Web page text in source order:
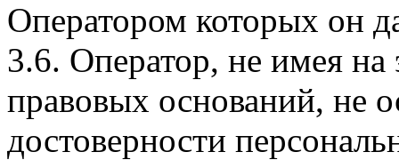
Оператором которых он
3.6. Оператор, не имея
правовых оснований, не
достоверности